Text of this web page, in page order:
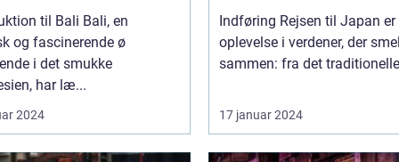
til Bali Bali, en
og fascinerende ø
i det smukke
har læ...
2024
Indføring Rejsen til Japan er en
oplevelse i verdener, der
sammen: fra det
17 januar 2024